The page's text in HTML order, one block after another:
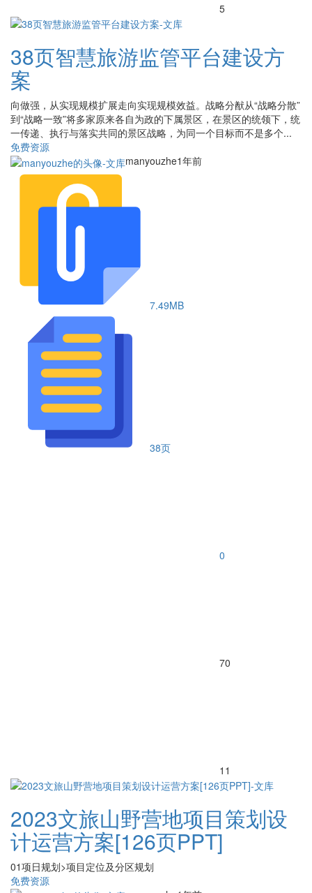
5
38页智慧旅游监管平台建设方
案
向做强，从实现规模扩展走向实现规模效益。战略分猷从“战略分散”
到“战略一致”将多家原来各自为政的下属景区，在景区的统领下，统
一传递、执行与落实共同的景区战略，为同一个目标而不是多个...
免费资源
manyouzhe1年前
7.49MB
38页
0
70
11
2023文旅山野营地项目策划设
计运营方案[126页PPT]
01项日规划>项目定位及分区规划
免费资源